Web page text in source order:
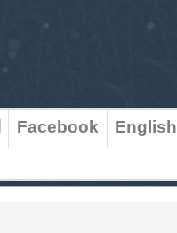
Facebook English